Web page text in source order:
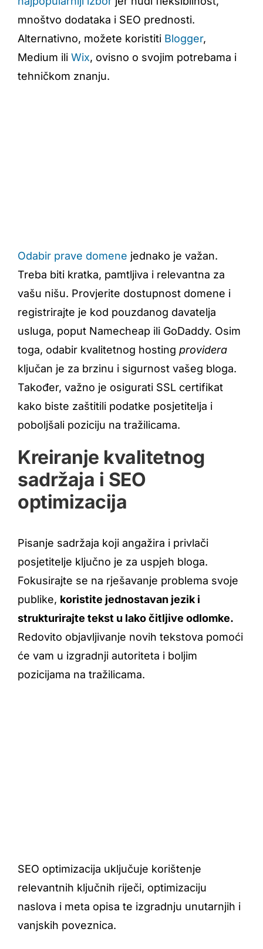
mnoštvo dodataka i SEO prednosti.
Alternativno, možete koristiti Blogger,
Medium ili Wix, ovisno o svojim potrebama i
tehničkom znanju.
Odabir prave domene jednako je važan.
Treba biti kratka, pamtljiva i relevantna za
vašu nišu. Provjerite dostupnost domene i
registrirajte je kod pouzdanog davatelja
usluga, poput Namecheap ili GoDaddy. Osim
toga, odabir kvalitetnog hosting providera
ključan je za brzinu i sigurnost vašeg bloga.
Također, važno je osigurati SSL certifikat
kako biste zaštitili podatke posjetitelja i
poboljšali poziciju na tražilicama.
Kreiranje kvalitetnog
sadržaja i SEO
optimizacija
Pisanje sadržaja koji angažira i privlači
posjetitelje ključno je za uspjeh bloga.
Fokusirajte se na rješavanje problema svoje
publike, koristite jednostavan jezik i
strukturirajte tekst u lako čitljive odlomke.
Redovito objavljivanje novih tekstova pomoći
će vam u izgradnji autoriteta i boljim
pozicijama na tražilicama.
SEO optimizacija uključuje korištenje
relevantnih ključnih riječi, optimizaciju
naslova i meta opisa te izgradnju unutarnjih i
vanjskih poveznica.